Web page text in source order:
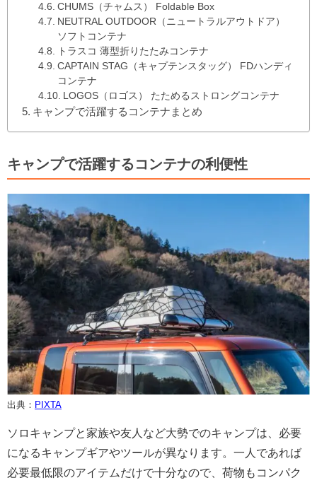
CHUMS（チャムス） Foldable Box
NEUTRAL OUTDOOR（ニュートラルアウトドア）
ソフトコンテナ
トラスコ 薄型折りたたみコンテナ
CAPTAIN STAG（キャプテンスタッグ） FDハンディ
コンテナ
LOGOS（ロゴス） たためるストロングコンテナ
キャンプで活躍するコンテナまとめ
キャンプで活躍するコンテナの利便性
出典： PIXTA
ソロキャンプと家族や友人など大勢でのキャンプは、必要
になるキャンプギアやツールが異なります。一人であれば
必要最低限のアイテムだけで十分なので、荷物もコンパク